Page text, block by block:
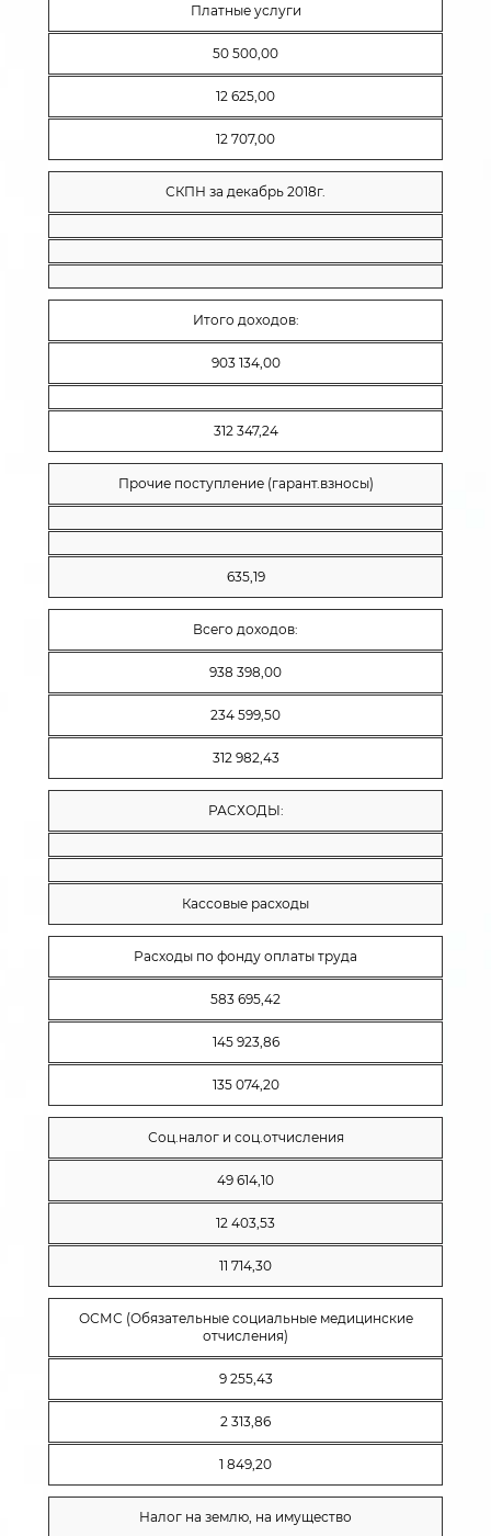
Платные услуги
50 500,00
12 625,00
12 707,00
СКПН за декабрь 2018г.
Итого доходов:
903 134,00
312 347,24
Прочие поступление (гарант.взносы)
635,19
Всего доходов:
938 398,00
234 599,50
312 982,43
РАСХОДЫ:
Кассовые расходы
Расходы по фонду оплаты труда
583 695,42
145 923,86
135 074,20
Соц.налог и соц.отчисления
49 614,10
12 403,53
11 714,30
ОСМС (Обязательные социальные медицинские
отчисления)
9 255,43
2 313,86
1 849,20
Налог на землю, на имущество